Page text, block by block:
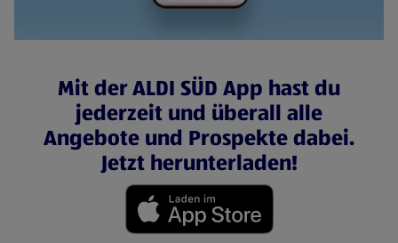
Mit der ALDI SÜD App hast du
jederzeit und überall alle
Angebote und Prospekte dabei.
Jetzt herunterladen!